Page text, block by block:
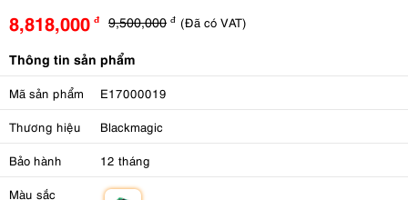
8,818,000 đ 9,500,000 đ (Đã có VAT)
Thông tin sản phẩm
Mã sản phẩm E17000019
Thương hiệu Blackmagic
Bảo hành 12 tháng
Màu sắc